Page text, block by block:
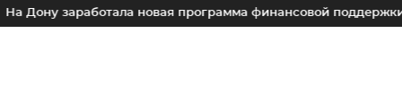
заработала новая программа финансовой поддержки для